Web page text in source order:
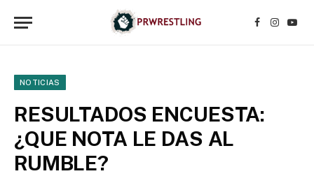
Facebook
NOTICIAS
RESULTADOS ENCUESTA:
¿QUE NOTA LE DAS AL
RUMBLE?